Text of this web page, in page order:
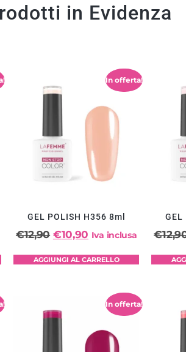
in Evidenza
In offerta!
GEL POLISH H356 8ml
€12,90 €10,90 Iva inclusa
AGGIUNGI AL CARRELLO
GEL
€
In offerta!